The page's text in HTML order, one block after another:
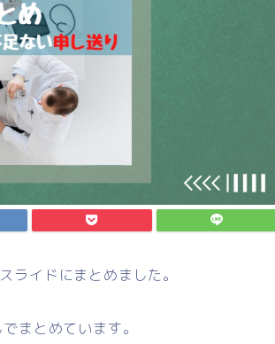
ライドにまとめました。
まとめています。